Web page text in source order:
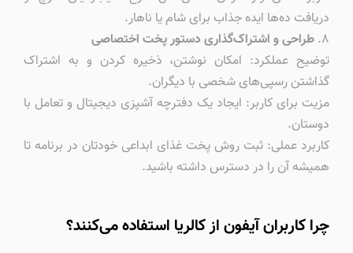
دریافت ده‌ها ایده جذاب برای شام یا ناهار.
۸. طراحی و اشتراک‌گذاری دستور پخت اختصاصی
توضیح عملکرد: امکان نوشتن، ذخیره کردن و به اشتراک
گذاشتن رسپی‌های شخصی با دیگران.
مزیت برای کاربر: ایجاد یک دفترچه آشپزی دیجیتال و تعامل با
دوستان.
کاربرد عملی: ثبت روش پخت غذای ابداعی خودتان در برنامه تا
همیشه آن را در دسترس داشته باشید.
چرا کاربران آیفون از کالریا استفاده می‌کنند؟